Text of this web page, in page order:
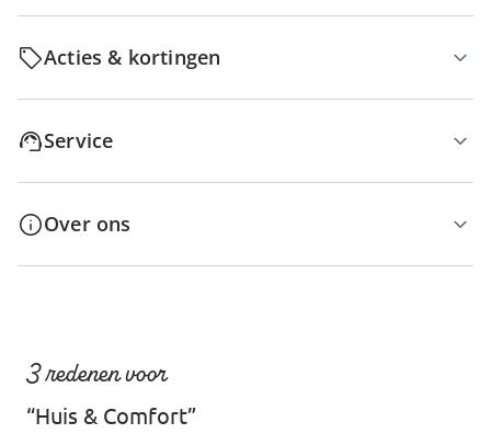
Acties & kortingen
Service
Over ons
3 redenen voor
“Huis & Comfort”